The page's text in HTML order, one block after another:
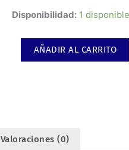
Disponibilidad: 1
Set
Velocidad,
AÑADIR AL CARRITO
Valoraciones (0)